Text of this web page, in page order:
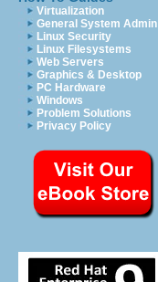
Virtualization
General System Admin
Linux Security
Linux Filesystems
Web Servers
Graphics & Desktop
PC Hardware
Windows
Problem Solutions
Privacy Policy